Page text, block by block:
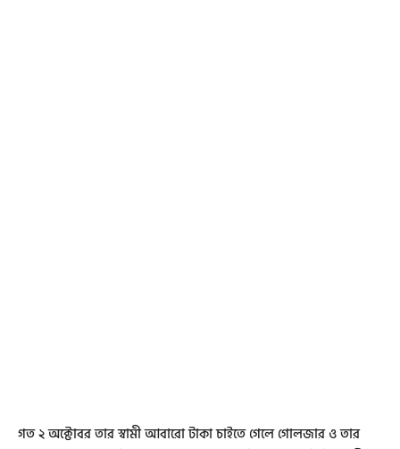
গত ২ অক্টোবর তার স্বামী আবারো টাকা চাইতে গেলে গোলজার ও তার